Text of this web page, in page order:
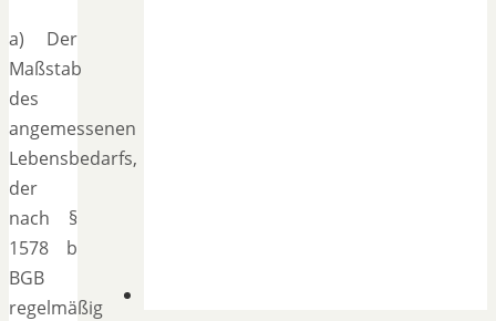
a) Der
Maßstab
des
angemessenen
Lebensbedarfs,
der
nach §
1578 b
BGB
regelmäßig